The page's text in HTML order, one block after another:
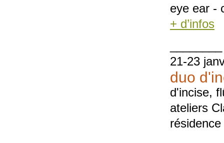
eye ear -
+ d’infos
21-23
duo
d'incise,
ateliers
résidence